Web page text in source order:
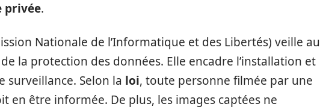
privée.
Nationale de l’Informatique et des Libertés) veille au
la protection des données. Elle encadre l’installation et
surveillance. Selon la loi, toute personne filmée par une
en être informée. De plus, les images captées ne